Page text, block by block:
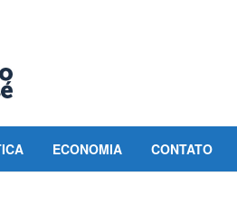
ECONOMIA CONTATO